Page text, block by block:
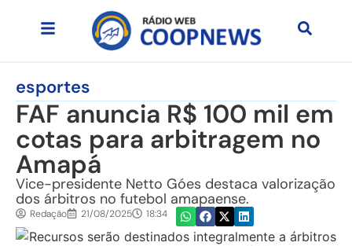
esportes
FAF anuncia R$ 100 mil em
cotas para arbitragem no
Amapá
Vice-presidente Netto Góes destaca valorização
dos árbitros no futebol amapaense.
Redação 21/08/2025 18:34